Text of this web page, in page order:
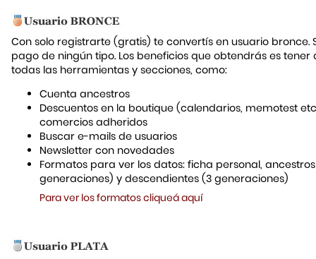
Con solo registrarte (gratis) te convertís en usuario bronce.
pago de ningún tipo. Los beneficios que obtendrás es tener
todas las herramientas y secciones, como:
Cuenta ancestros
Descuentos en la boutique (calendarios, memotest
comercios adheridos
Buscar e-mails de usuarios
Newsletter con novedades
Formatos para ver los datos: ficha personal,
generaciones) y descendientes (3 generaciones)
Para ver los formatos cliqueá aquí